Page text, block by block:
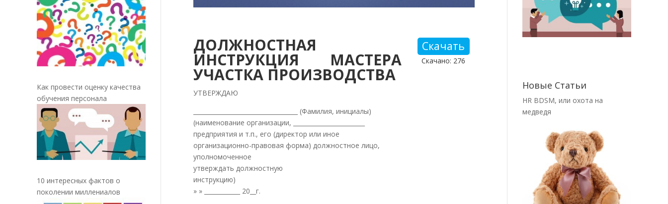
Как провести оценку качества
обучения персонала
10 интересных фактов о
поколении миллениалов
ДОЛЖНОСТНАЯ
ИНСТРУКЦИЯ МАСТЕРА
УЧАСТКА ПРОИЗВОДСТВА
Скачать
Скачано: 276
УТВЕРЖДАЮ
___________________________________ (Фамилия, инициалы)
(наименование организации, ________________________
предприятия и т.п., его (директор или иное
организационно-правовая форма) должностное лицо,
уполномоченное
утверждать должностную
инструкцию)
» » ____________ 20__г.
Новые Статьи
HR BDSM, или охота на
медведя